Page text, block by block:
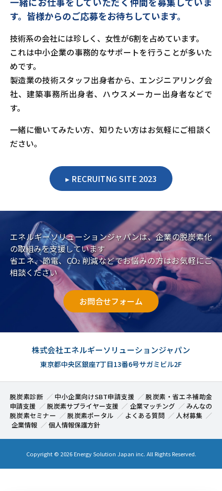
す。 皆様からのご応募をお待ちしています。
技術系の会社には珍しく、女性が6割を占めています。
これは中小企業の事務的なサポートを行うことが多いた
めです。
製造業の技術スタッフ出身者から、エンジニアリング会
社、建築事務所出身者、ハウスメーカー出身者などで
す。
一緒に働いてみたい方、知りたい方はお気軽にご相談く
ださい。
RECRUITNG SITE 2023
エネルギーソリューションジャパンは、企業の脱炭素化
の取組みを支援しています
省エネ、節電、CO2 削減などでお悩みの方はお気軽にご
相談ください
お問合せフォーム
株式会社エネルギーソリューションジャパン
東京都中央区銀座7丁目13番6号サガミビル2F
脱炭素診断 中小企業向けSBT申請支援
脱炭素・省エネ補助金
申請支援
脱炭素サプライヤー支援 企業マッチング
みんなの
脱炭素セミナー
脱炭素ポータル よくある質問
人材募集
企業情報
個人情報保護方針
Copyright © 2026 Energy Solution Japan inc. All Rights Reserved.